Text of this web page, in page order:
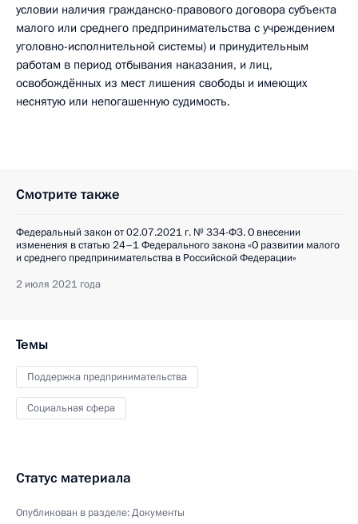
условии наличия гражданско-правового договора субъекта
малого или среднего предпринимательства с учреждением
уголовно-исполнительной системы) и принудительным
работам в период отбывания наказания, и лиц,
освобождённых из мест лишения свободы и имеющих
неснятую или непогашенную судимость.
Смотрите также
Федеральный закон от 02.07.2021 г. № 334-ФЗ. О внесении
изменения в статью 24–1 Федерального закона «О развитии малого
и среднего предпринимательства в Российской Федерации»
2 июля 2021 года
Темы
Поддержка предпринимательства
Социальная сфера
Статус материала
Опубликован в разделе:Документы